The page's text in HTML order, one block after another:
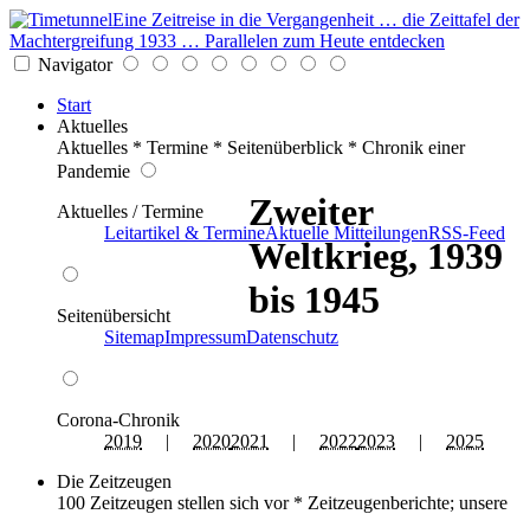
Eine Zeitreise in die Vergangenheit … die Zeittafel der
Machtergreifung 1933 … Parallelen zum Heute entdecken
Navigator
Start
Aktuelles
Aktuelles * Termine * Seitenüberblick * Chronik einer
Pandemie
Aktuelles / Termine
Leitartikel & TermineAktuelle MitteilungenRSS-Feed
Seitenübersicht
SitemapImpressumDatenschutz
Corona-Chronik
2019 | 20202021 | 20222023 | 2025
Die Zeitzeugen
100 Zeitzeugen stellen sich vor * Zeitzeugenberichte; unsere
Zweiter
Weltkrieg, 1939
bis 1945